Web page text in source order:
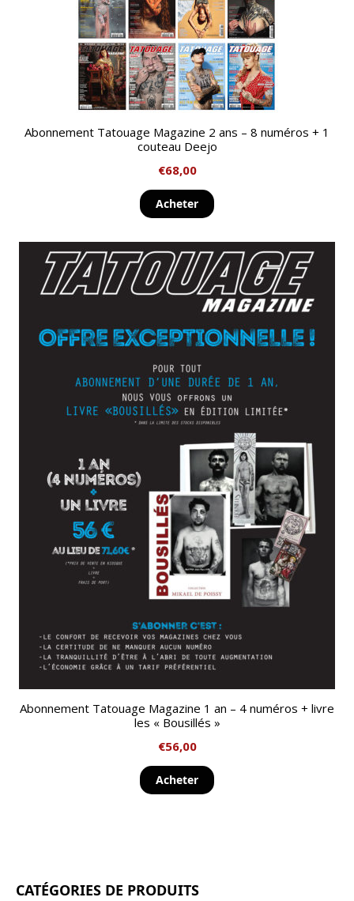
Abonnement Tatouage Magazine 2 ans – 8 numéros + 1
couteau Deejo
€68,00
Acheter
Abonnement Tatouage Magazine 1 an – 4 numéros + livre
les « Bousillés »
€56,00
Acheter
CATÉGORIES DE PRODUITS